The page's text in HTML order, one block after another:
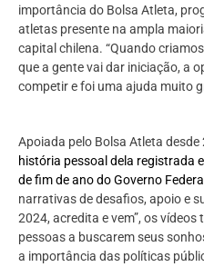
importância do Bolsa Atleta,
atletas presente na ampla
capital chilena. “Quando
que a gente vai dar iniciação, a
competir e foi uma ajuda muito
Apoiada pelo Bolsa Atleta desde
história pessoal dela registrada
de fim de ano do Governo
narrativas de desafios, apoio e
2024, acredita e vem”, os
pessoas a buscarem seus
a importância das políticas